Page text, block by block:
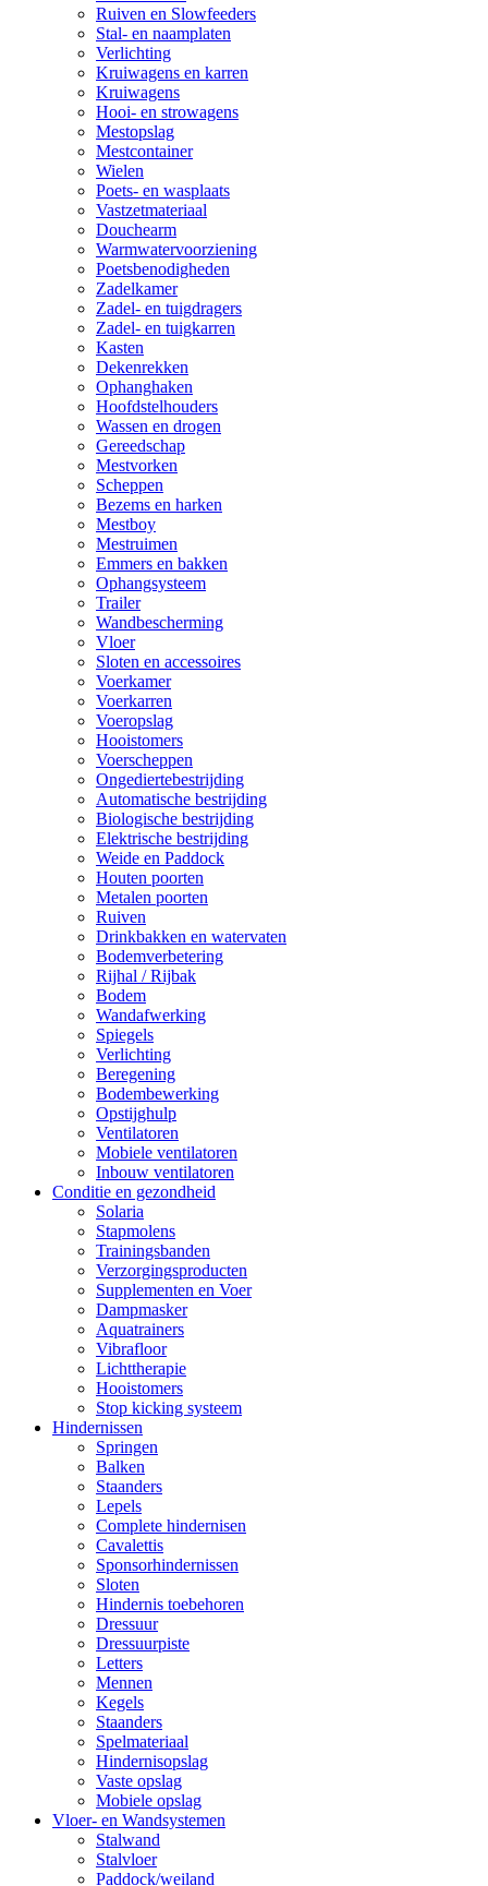
Ruiven en Slowfeeders
Stal- en naamplaten
Verlichting
Kruiwagens en karren
Kruiwagens
Hooi- en strowagens
Mestopslag
Mestcontainer
Wielen
Poets- en wasplaats
Vastzetmateriaal
Douchearm
Warmwatervoorziening
Poetsbenodigheden
Zadelkamer
Zadel- en tuigdragers
Zadel- en tuigkarren
Kasten
Dekenrekken
Ophanghaken
Hoofdstelhouders
Wassen en drogen
Gereedschap
Mestvorken
Scheppen
Bezems en harken
Mestboy
Mestruimen
Emmers en bakken
Ophangsysteem
Trailer
Wandbescherming
Vloer
Sloten en accessoires
Voerkamer
Voerkarren
Voeropslag
Hooistomers
Voerscheppen
Ongediertebestrijding
Automatische bestrijding
Biologische bestrijding
Elektrische bestrijding
Weide en Paddock
Houten poorten
Metalen poorten
Ruiven
Drinkbakken en watervaten
Bodemverbetering
Rijhal / Rijbak
Bodem
Wandafwerking
Spiegels
Verlichting
Beregening
Bodembewerking
Opstijghulp
Ventilatoren
Mobiele ventilatoren
Inbouw ventilatoren
Conditie en gezondheid
Solaria
Stapmolens
Trainingsbanden
Verzorgingsproducten
Supplementen en Voer
Dampmasker
Aquatrainers
Vibrafloor
Lichttherapie
Hooistomers
Stop kicking systeem
Hindernissen
Springen
Balken
Staanders
Lepels
Complete hindernisen
Cavalettis
Sponsorhindernissen
Sloten
Hindernis toebehoren
Dressuur
Dressuurpiste
Letters
Mennen
Kegels
Staanders
Spelmateriaal
Hindernisopslag
Vaste opslag
Mobiele opslag
Vloer- en Wandsystemen
Stalwand
Stalvloer
Paddock/weiland